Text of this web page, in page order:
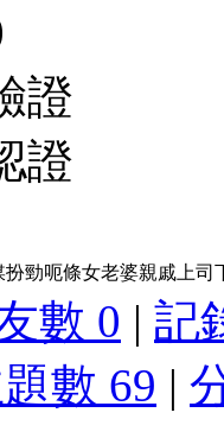
證
證
扮勁呃條女老婆親戚上
數 0 | 記
數 69 |